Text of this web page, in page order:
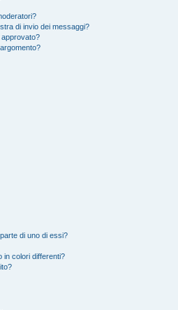
di invio dei messaggi?
di uno di essi?
in colori differenti?